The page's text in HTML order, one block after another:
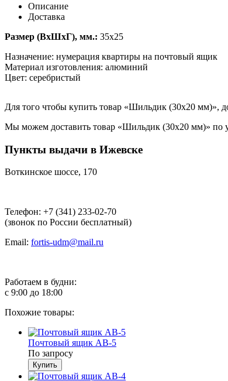
Описание
Доставка
Размер (ВхШхГ), мм.: 35x25
Назначение: нумерация квартиры на почтовый ящик
Материал изготовления: алюминий
Цвет: серебристый
Для того чтобы купить товар «Шильдик (30x20 мм)»,
Мы можем доставить товар «Шильдик (30x20 мм)» по
Пункты выдачи в Ижевске
Воткинское шоссе, 170
Телефон: +7 (341) 233-02-70
(звонок по России бесплатный)
Email: fortis-udm@mail.ru
Работаем в будни:
с 9:00 до 18:00
Похожие товары:
Почтовый ящик АВ-5
По запросу